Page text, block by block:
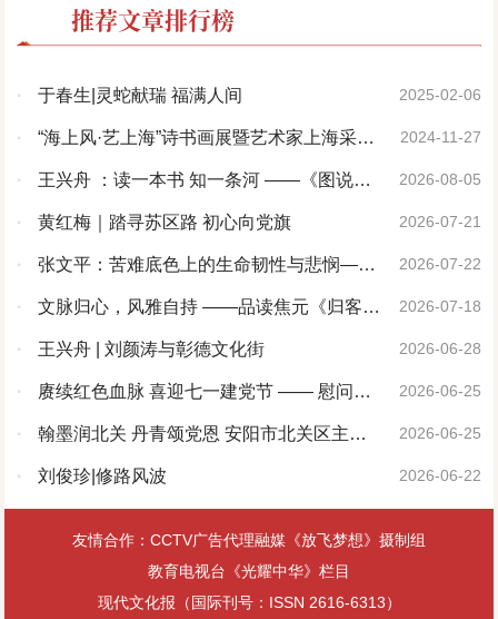
推荐文章排行榜
· 于春生|灵蛇献瑞 福满人间 2025-02-06
·
“海上风·艺上海”诗书画展暨艺术家上海采风
活动开幕仪式在上海隆重举行
2024-11-27
·
王兴舟 ：读一本书 知一条河 ——《图说洹
河》序
2026-08-05
· 黄红梅｜踏寻苏区路 初心向党旗 2026-07-21
·
张文平：苦难底色上的生命韧性与悲悯——
评孟黎明先生《黄土地的婆姨》
2026-07-22
·
文脉归心，风雅自持 ——品读焦元《归客
集》《风雅集》
2026-07-18
· 王兴舟 | 刘颜涛与彰德文化街 2026-06-28
·
赓续红色血脉 喜迎七一建党节 —— 慰问志
愿军老战士
2026-06-25
·
翰墨润北关 丹青颂党恩 安阳市北关区主题
书画展圆满举办
2026-06-25
· 刘俊珍|修路风波 2026-06-22
友情合作：CCTV广告代理融媒《放飞梦想》摄制组
教育电视台《光耀中华》栏目
现代文化报（国际刊号：ISSN 2616-6313）